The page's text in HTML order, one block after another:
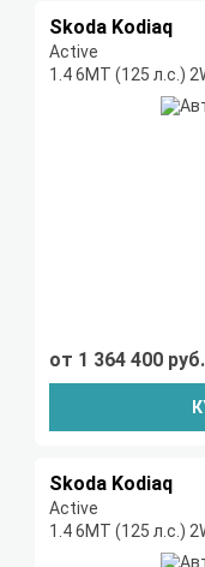
Skoda Kodiaq
Active
1.4 6МТ (125 л.с.)
от 1 364 400 руб.
Skoda Kodiaq
Active
1.4 6МТ (125 л.с.)